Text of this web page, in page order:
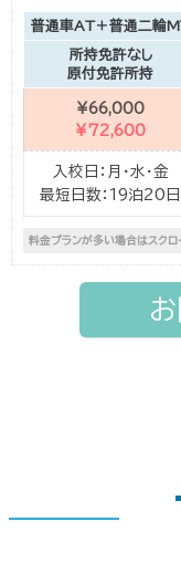
普通車AT＋普通二輪
所持免許なし
原付免許所持
¥66,000
¥72,600
入校日：月・水・金
最短日数：19泊20日